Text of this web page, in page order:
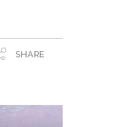
SHARE